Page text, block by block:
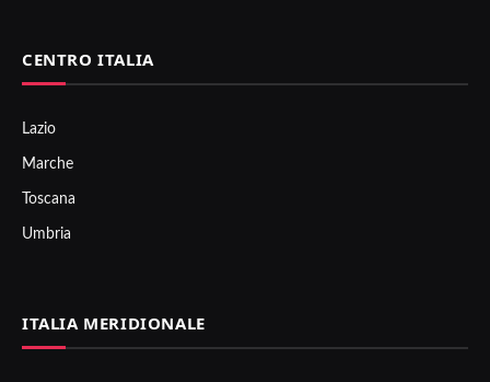
CENTRO ITALIA
Lazio
Marche
Toscana
Umbria
ITALIA MERIDIONALE